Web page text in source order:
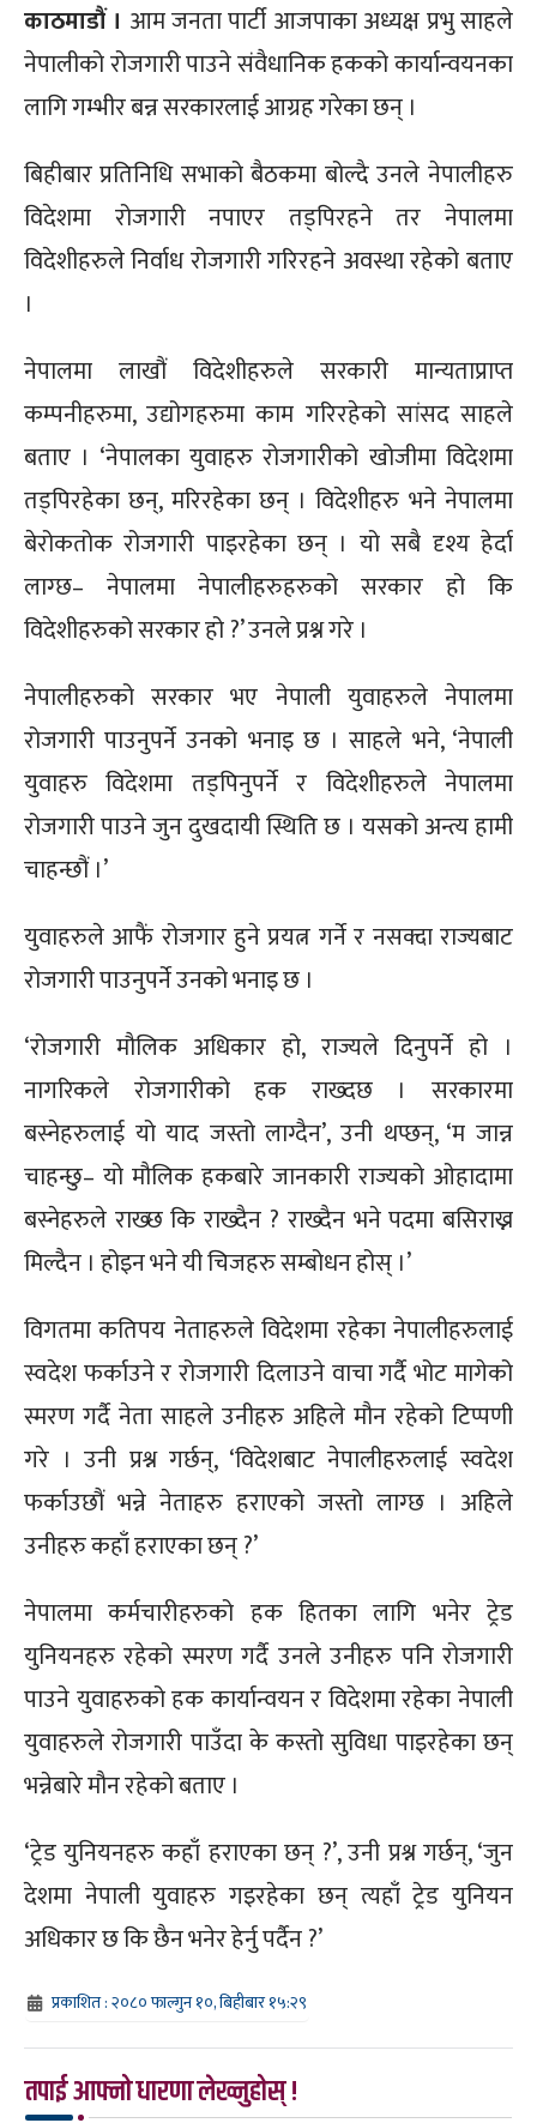
काठमाडौं । आम जनता पार्टी आजपाका अध्यक्ष प्रभु साहले
नेपालीको रोजगारी पाउने संवैधानिक हकको कार्यान्वयनका
लागि गम्भीर बन्न सरकारलाई आग्रह गरेका छन् ।
बिहीबार प्रतिनिधि सभाको बैठकमा बोल्दै उनले नेपालीहरु
विदेशमा रोजगारी नपाएर तड्पिरहने तर नेपालमा
विदेशीहरुले निर्वाध रोजगारी गरिरहने अवस्था रहेको बताए
।
नेपालमा लाखौं विदेशीहरुले सरकारी मान्यताप्राप्त
कम्पनीहरुमा, उद्योगहरुमा काम गरिरहेको सांसद साहले
बताए । ‘नेपालका युवाहरु रोजगारीको खोजीमा विदेशमा
तड्पिरहेका छन्, मरिरहेका छन् । विदेशीहरु भने नेपालमा
बेरोकतोक रोजगारी पाइरहेका छन् । यो सबै दृश्य हेर्दा
लाग्छ– नेपालमा नेपालीहरुहरुको सरकार हो कि
विदेशीहरुको सरकार हो ?’ उनले प्रश्न गरे ।
नेपालीहरुको सरकार भए नेपाली युवाहरुले नेपालमा
रोजगारी पाउनुपर्ने उनको भनाइ छ । साहले भने, ‘नेपाली
युवाहरु विदेशमा तड्पिनुपर्ने र विदेशीहरुले नेपालमा
रोजगारी पाउने जुन दुखदायी स्थिति छ । यसको अन्त्य हामी
चाहन्छौं ।’
युवाहरुले आफैं रोजगार हुने प्रयत्न गर्ने र नसक्दा राज्यबाट
रोजगारी पाउनुपर्ने उनको भनाइ छ ।
‘रोजगारी मौलिक अधिकार हो, राज्यले दिनुपर्ने हो ।
नागरिकले रोजगारीको हक राख्दछ । सरकारमा
बस्नेहरुलाई यो याद जस्तो लाग्दैन’, उनी थप्छन्, ‘म जान्न
चाहन्छु– यो मौलिक हकबारे जानकारी राज्यको ओहादामा
बस्नेहरुले राख्छ कि राख्दैन ? राख्दैन भने पदमा बसिराख्न
मिल्दैन । होइन भने यी चिजहरु सम्बोधन होस् ।’
विगतमा कतिपय नेताहरुले विदेशमा रहेका नेपालीहरुलाई
स्वदेश फर्काउने र रोजगारी दिलाउने वाचा गर्दै भोट मागेको
स्मरण गर्दै नेता साहले उनीहरु अहिले मौन रहेको टिप्पणी
गरे । उनी प्रश्न गर्छन्, ‘विदेशबाट नेपालीहरुलाई स्वदेश
फर्काउछौं भन्ने नेताहरु हराएको जस्तो लाग्छ । अहिले
उनीहरु कहाँ हराएका छन् ?’
नेपालमा कर्मचारीहरुको हक हितका लागि भनेर ट्रेड
युनियनहरु रहेको स्मरण गर्दै उनले उनीहरु पनि रोजगारी
पाउने युवाहरुको हक कार्यान्वयन र विदेशमा रहेका नेपाली
युवाहरुले रोजगारी पाउँदा के कस्तो सुविधा पाइरहेका छन्
भन्नेबारे मौन रहेको बताए ।
‘ट्रेड युनियनहरु कहाँ हराएका छन् ?’, उनी प्रश्न गर्छन्, ‘जुन
देशमा नेपाली युवाहरु गइरहेका छन् त्यहाँ ट्रेड युनियन
अधिकार छ कि छैन भनेर हेर्नु पर्दैन ?’
प्रकाशित : २०८० फाल्गुन १०, बिहीबार १५:२९
तपाई आफ्नो धारणा लेख्नुहोस् !